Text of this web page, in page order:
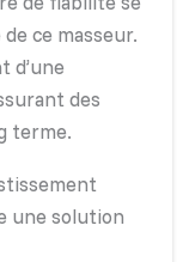
ce masseur.
d’une
des
terme.
une solution